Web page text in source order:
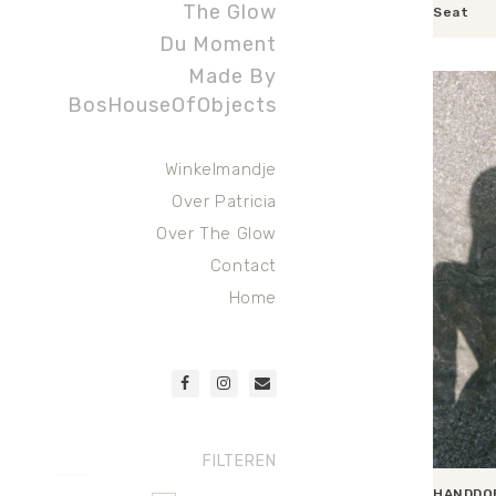
The Glow
Du Moment
Made By
BosHouseOfObjects
Winkelmandje
Over Patricia
Over The Glow
Contact
Home
FILTEREN
Seat